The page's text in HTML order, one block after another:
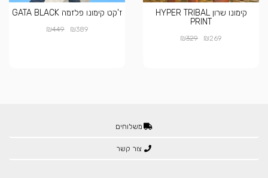
קימונו שרון HYPER TRIBAL
PRINT
₪269
₪329
ז'קט קימונו פלזמה GATA BLACK
₪389
₪449
משלוחים
צור קשר